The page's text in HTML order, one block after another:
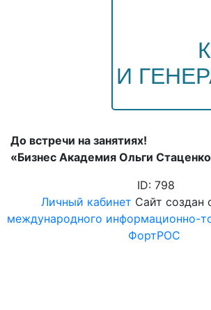
И
До встречи на занятиях!
«Бизнес Академия Ольги
ID: 798
Личный кабинет Сайт
международного информационно-
ФортРОС